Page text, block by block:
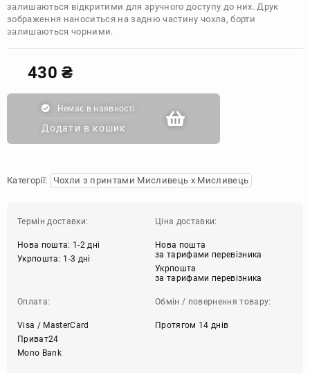
залишаються відкритими для зручного доступу до них. Друк
зображення наноситься на задню частину чохла, борти
залишаються чорними.
430₴
Немає в наявності
Додати в кошик
Категорії: Чохли з принтами Мисливець х Мисливець
Термін доставки:
Нова пошта: 1-2 дні
Укрпошта: 1-3 дні
Ціна доставки:
Нова пошта
за тарифами перевізника
Укрпошта
за тарифами перевізника
Оплата:
Visa / MasterCard
Приват24
Mono Bank
Обмін / повернення товару:
Протягом 14 днів